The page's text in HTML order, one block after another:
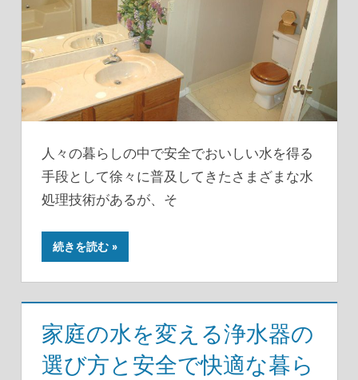
人々の暮らしの中で安全でおいしい水を得る
手段として徐々に普及してきたさまざまな水
処理技術があるが、そ
続きを読む
家庭の水を変える浄水器の
選び方と安全で快適な暮ら